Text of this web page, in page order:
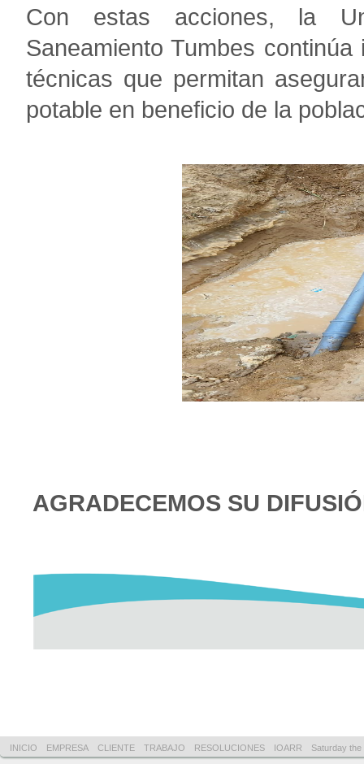
Con estas acciones, la
Saneamiento Tumbes
técnicas que permitan
potable en beneficio de la
AGRADECEMOS SU
INICIO EMPRESA CLIENTE TRABAJO RESOLUCIONES IOARR Saturday